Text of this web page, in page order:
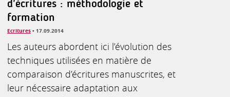
d'écritures : méthodologie et
formation
Ecritures • 17.09.2014
Les auteurs abordent ici l’évolution des
techniques utilisées en matière de
comparaison d’écritures manuscrites, et
leur nécessaire adaptation aux